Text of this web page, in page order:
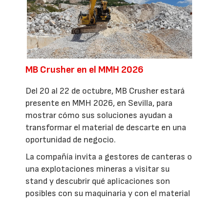
MB Crusher en el MMH 2026
Del 20 al 22 de octubre, MB Crusher estará
presente en MMH 2026, en Sevilla, para
mostrar cómo sus soluciones ayudan a
transformar el material de descarte en una
oportunidad de negocio.
La compañía invita a gestores de canteras o
una explotaciones mineras a visitar su
stand y descubrir qué aplicaciones son
posibles con su maquinaria y con el material